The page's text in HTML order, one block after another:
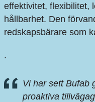
effektivitet, flexibilitet,
hållbarhet. Den
redskapsbärare som
.
Vi har sett Bufab
proaktiva